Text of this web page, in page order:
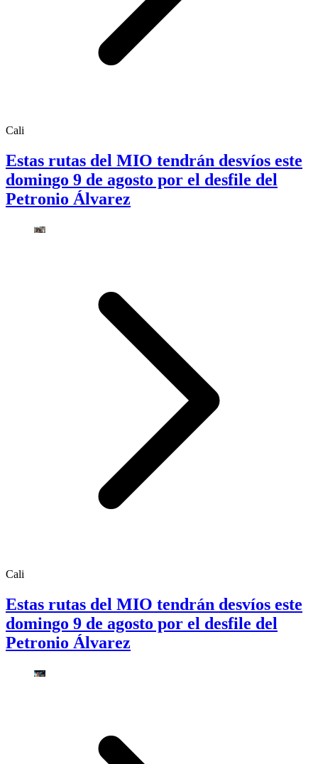
Cali
Estas rutas del MIO tendrán desvíos este
domingo 9 de agosto por el desfile del
Petronio Álvarez
Cali
Estas rutas del MIO tendrán desvíos este
domingo 9 de agosto por el desfile del
Petronio Álvarez